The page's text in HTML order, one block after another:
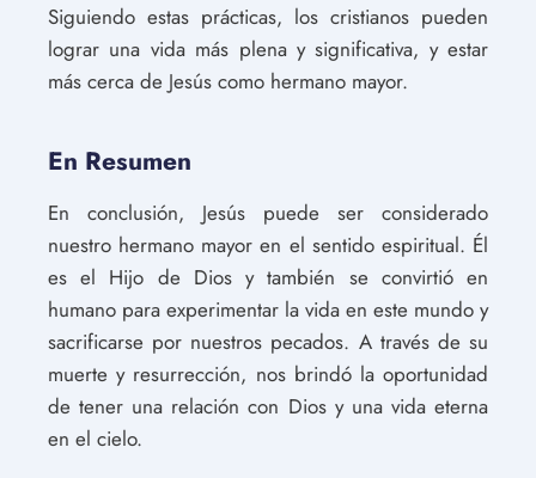
Siguiendo estas prácticas, los cristianos pueden
lograr una vida más plena y significativa, y estar
más cerca de Jesús como hermano mayor.
En Resumen
En conclusión, Jesús puede ser considerado
nuestro hermano mayor en el sentido espiritual. Él
es el Hijo de Dios y también se convirtió en
humano para experimentar la vida en este mundo y
sacrificarse por nuestros pecados. A través de su
muerte y resurrección, nos brindó la oportunidad
de tener una relación con Dios y una vida eterna
en el cielo.